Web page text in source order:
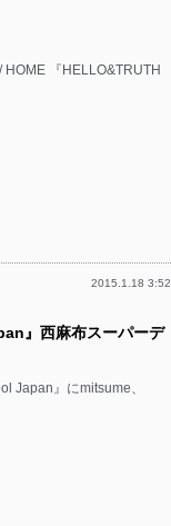
『HELLO&TRUTH
2015.1.18 3:52
』西麻布スーパーデ
Japan』にmitsume、